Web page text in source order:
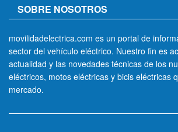
SOBRE NOSOTROS
movilidadelectrica.com es un portal de
sector del vehículo eléctrico. Nuestro fin es
actualidad y las novedades técnicas de los
eléctricos, motos eléctricas y bicis eléctricas
mercado.